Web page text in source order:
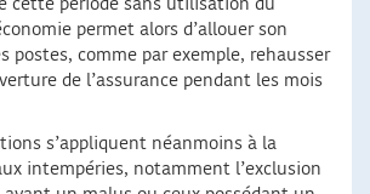
cette période sans utilisation du
permet alors d’allouer son
postes, comme par exemple, rehausser
de l’assurance pendant les mois
s’appliquent néanmoins à la
intempéries, notamment l’exclusion